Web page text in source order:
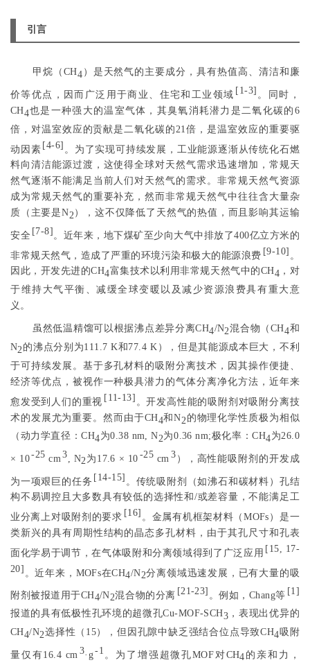
引言
甲烷（CH4 ）是天然气的主要成分，具有热值高、清洁和廉
价等优点，因而广泛用于商业、住宅和工业领域 [ 1-3] 。同时，
CH4也是一种强大的温室气体，其臭氧消耗潜力是二氧化碳的6
倍，对温室效应的贡献是二氧化碳的21倍，是温室效应的重要驱
动因素 [4-6] 。为了实现可持续发展，工业能源逐渐从传统化石燃
料向清洁能源过渡，这使得全球对天然气需求迅速增加，常规天
然气逐渐不能满足当前人们对天然气的需求。非常规天然气资源
成为常规天然气的重要补充，然而非常规天然气中往往含大量杂
质（主要是N2），这不仅降低了天然气的热值，而且影响其运输
安全 [7-8] 。近年来，地下煤矿至少向大气中排放了400亿立方米的
非常规天然气，造成了严重的环境污染和极大的能源浪费 [9-10] 。
因此，开发先进的CH4富集技术以利用非常规天然气中的CH4 ，对
于维持大气平衡、减缓全球变暖以及减少资源浪费具有重大意
义。
虽然低温精馏可以根据沸点差异分离CH4/N2混合物（CH4和
N2 的沸点分别为111.7 K和77.4 K），但是其能源成本巨大，不利
于可持续发展。基于多孔材料的吸附分离技术，因其操作便捷、
经济等优点，被视作一种极具潜力的气体分离净化方法，近年来
愈发受到人们的重视 [ 11-13] 。开发高性能的吸附剂对吸附分离技
术的发展尤为重要。然而由于CH4和N2 的物理化学性质极为相似
（动力学直径：CH4为0.38 nm, N2为0.36 nm;极化率：CH4为26.0
× 10-25 cm 3 , N2为17.6 × 10 -25 cm 3 ），高性能吸附剂的开发成
为一项艰巨的任务 [ 14-15] 。传统吸附剂（如沸石和碳材料）孔结
构不易调控且大多数具有较低的选择性和/或差容量，不能满足工
业分离上对吸附剂的要求 [16] 。金属有机框架材料（MOFs）是一
类新兴的具有周期性结构的晶态多孔材料，由于其孔尺寸和孔表
面化学易于调节，在气体吸附和分离领域得到了广泛应用 [ 15
17-
20] 。近年来，MOFs在CH4/N2分离领域迅速发展，已有大量的吸
附剂被报道用于CH4/N2混合物的分离 [21-23] 。例如，Chang等 [1]
报道的具有低极性孔环境的超微孔Cu-MOF-SCH3 ，表现出优异的
CH4/N2选择性（15），但因孔隙中缺乏强结合位点导致CH4吸附
量仅有16.4 cm 3·g-1 。为了增强超微孔MOF对CH4 的亲和力，